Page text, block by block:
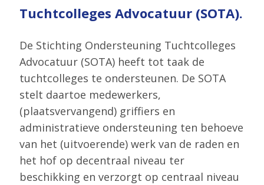
Tuchtcolleges Advocatuur (SOTA).
De Stichting Ondersteuning Tuchtcolleges
Advocatuur (SOTA) heeft tot taak de
tuchtcolleges te ondersteunen. De SOTA
stelt daartoe medewerkers,
(plaatsvervangend) griffiers en
administratieve ondersteuning ten behoeve
van het (uitvoerende) werk van de raden en
het hof op decentraal niveau ter
beschikking en verzorgt op centraal niveau